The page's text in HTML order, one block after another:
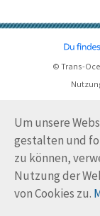
Um unsere
gestalten und
zu können,
Nutzung der
von Cookies zu.
© Trans-